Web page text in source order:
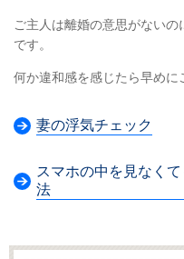
ご主人は離婚の意思がない
です。
何か違和感を感じたら早めに
妻の浮気チェック
スマホの中を見なく
法